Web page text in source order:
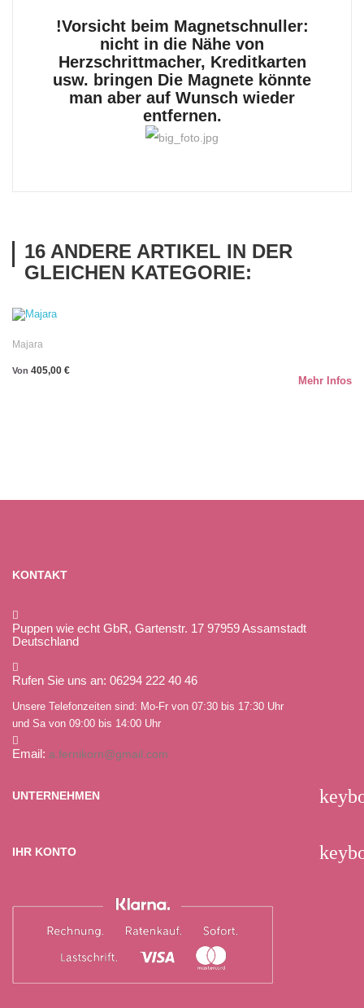
!Vorsicht beim Magnetschnuller:
nicht in die Nähe von
Herzschrittmacher, Kreditkarten
usw. bringen Die Magnete könnte
man aber auf Wunsch wieder
entfernen.
16 ANDERE ARTIKEL IN DER
GLEICHEN KATEGORIE:
Majara
Von 405,00 €
Mehr Infos
KONTAKT
Puppen wie echt GbR, Gartenstr. 17 97959 Assamstadt
Deutschland
Rufen Sie uns an: 06294 222 40 46
Unsere Telefonzeiten sind: Mo-Fr von 07:30 bis 17:30 Uhr
und Sa von 09:00 bis 14:00 Uhr
Email: a.fernikorn@gmail.com
UNTERNEHMEN
IHR KONTO